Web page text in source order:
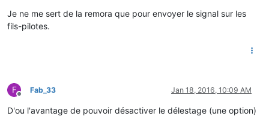
Je ne me sert de la remora que pour envoyer le signal sur les
fils-pilotes.
F
Offline
Fab_33 Jan 18, 2016, 10:09 AM
D'ou l'avantage de pouvoir désactiver le délestage (une option)